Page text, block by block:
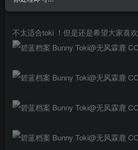
不太适合toki ！但是还是希望大家喜欢